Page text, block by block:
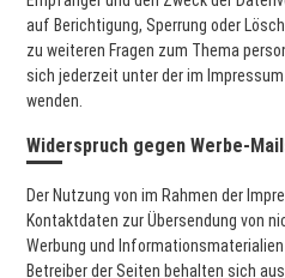
auf Berichtigung, Sperrung oder
zu weiteren Fragen zum Thema
sich jederzeit unter der im
wenden.
Widerspruch gegen Werbe-
Der Nutzung von im Rahmen der
Kontaktdaten zur Übersendung von
Werbung und
Betreiber der Seiten behalten sich